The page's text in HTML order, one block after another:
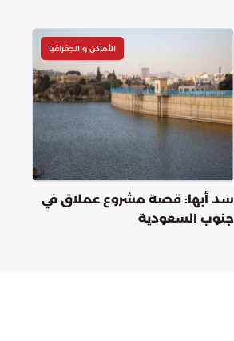
الأماكن و الجغرافيا
سد أبها: قصة مشروع عملاق في
جنوب السعودية